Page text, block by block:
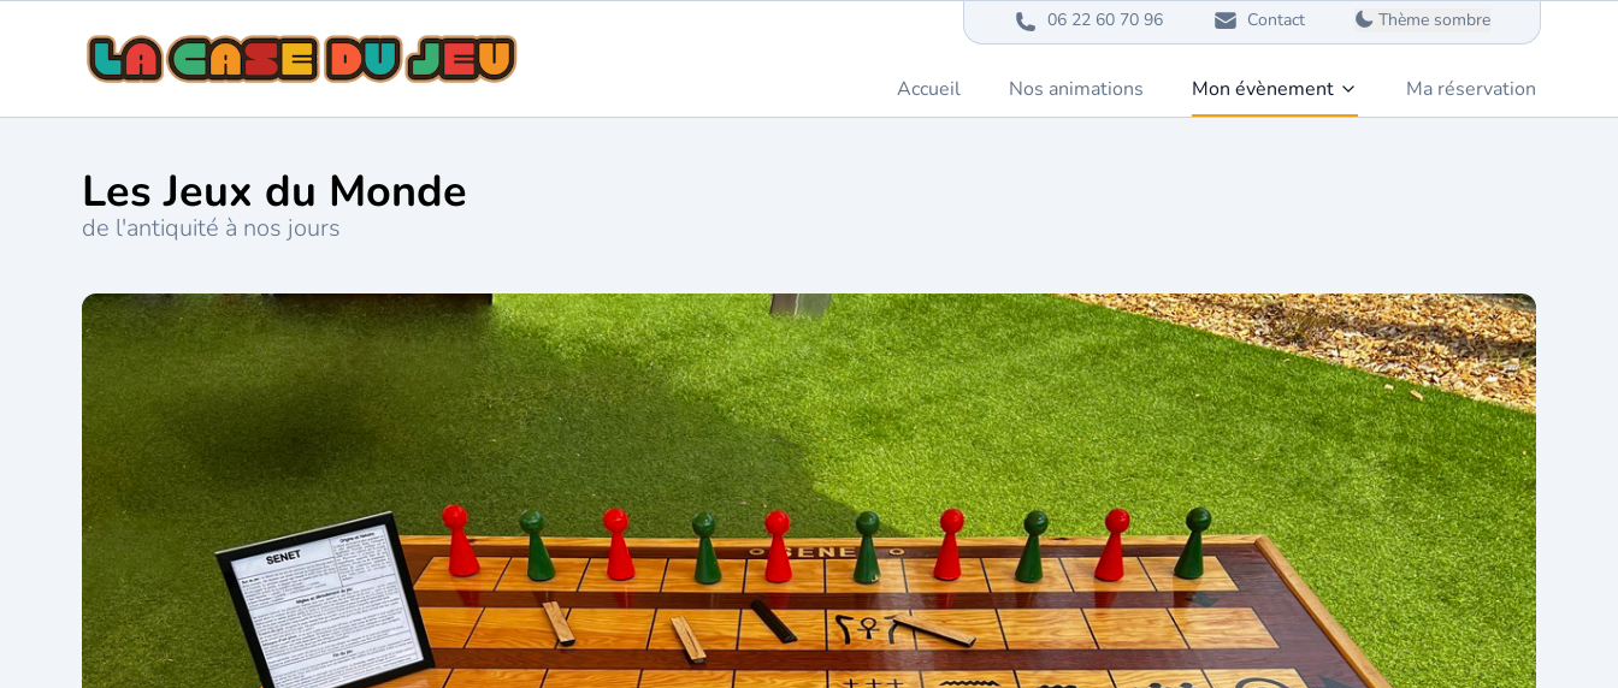
06 22 60 70 96 Contact Thème sombre
Accueil Nos animations Mon évènement Ma réservation
Les Jeux du Monde
de l'antiquité à nos jours